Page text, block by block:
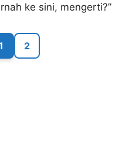
ke sini, mengerti?”
2